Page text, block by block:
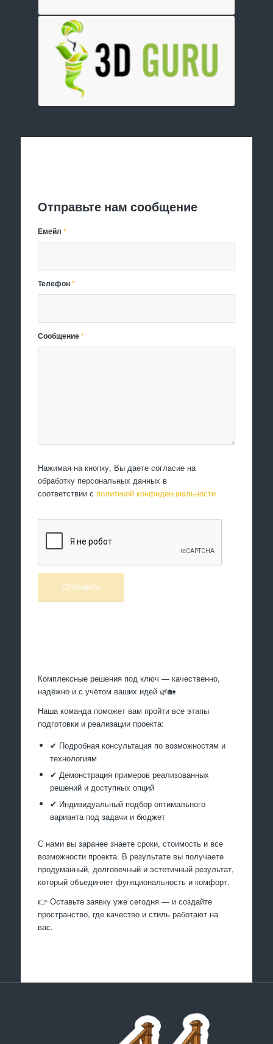
Отправьте нам сообщение
Емейл*
Телефон*
Сообщение*
Нажимая на кнопку, Вы даете согласие на
обработку персональных данных в
соответствии с политикой конфиденциальности
Комплексные решения под ключ — качественно,
надёжно и с учётом ваших идей 🌿🏡
Наша команда поможет вам пройти все этапы
подготовки и реализации проекта:
✔ Подробная консультация по возможностям и
технологиям
✔ Демонстрация примеров реализованных
решений и доступных опций
✔ Индивидуальный подбор оптимального
варианта под задачи и бюджет
С нами вы заранее знаете сроки, стоимость и все
возможности проекта. В результате вы получаете
продуманный, долговечный и эстетичный результат,
который объединяет функциональность и комфорт.
👉 Оставьте заявку уже сегодня — и создайте
пространство, где качество и стиль работают на
вас.